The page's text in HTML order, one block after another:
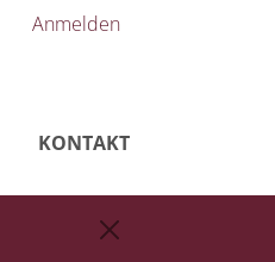
Anmelden
KONTAKT